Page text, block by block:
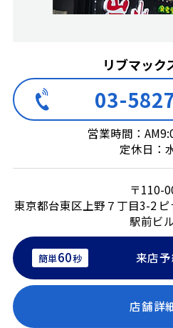
リブマック
03-
営業時間：
定休日：
〒110-
東京都台東区上野７丁目3-2
駅前ビ
簡単60秒 来店
店舗詳